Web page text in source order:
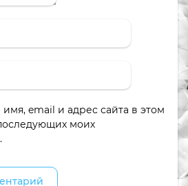
email и адрес сайта в этом
моих